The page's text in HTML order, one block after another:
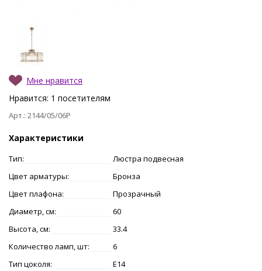
Мне нравится
Нравится: 1 посетителям
Арт.: 2144/05/06P
Характеристики
Тип:
Люстра подвесная
Цвет арматуры:
Бронза
Цвет плафона:
Прозрачный
Диаметр, см:
60
Высота, см:
33.4
Количество ламп, шт:
6
Тип цоколя:
E14